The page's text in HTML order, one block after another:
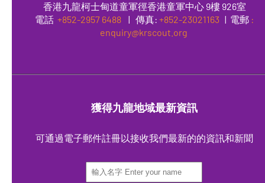
香港九龍柯士甸道童軍徑香港童軍中心 9樓 926室
電話 +852-2957 6488 | 傳真: +852-23021163 | 電郵 :
enquiry@krscout.org
獲得九龍地域最新資訊
可通過電子郵件註冊以接收我們最新的的資訊和新聞